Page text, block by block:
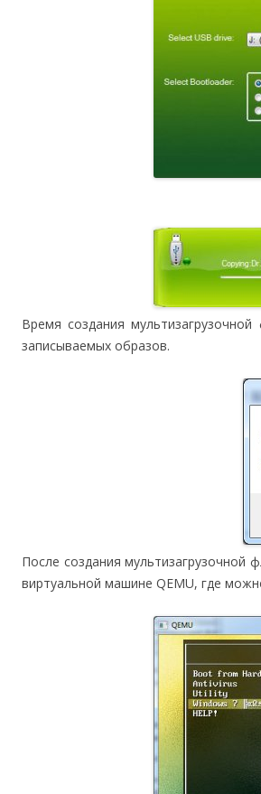
Время создания
записываемых образов.
После создания мультизагрузочной
виртуальной машине QEMU, где